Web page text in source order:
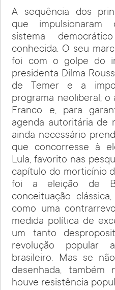
A sequência dos
que impulsionaram
sistema
conhecida. O seu
foi com o golpe do
presidenta Dilma
de Temer e a
programa neoliberal; o
Franco e, para
agenda autoritária de
ainda necessário
que concorresse à
Lula, favorito nas
capítulo do morticínio
foi a eleição de
conceituação
como uma
medida política de
um tanto
revolução popular
brasileiro. Mas se
desenhada, também
houve resistência